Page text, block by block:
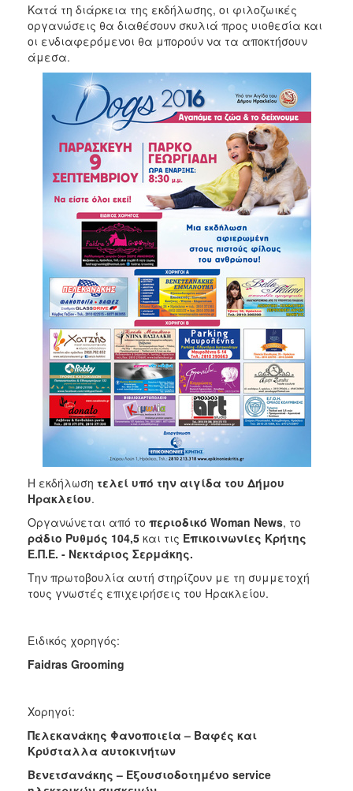
Κατά τη διάρκεια της εκδήλωσης, οι φιλοζωικές
οργανώσεις θα διαθέσουν σκυλιά προς υιοθεσία και
οι ενδιαφερόμενοι θα μπορούν να τα αποκτήσουν
άμεσα.
H εκδήλωση τελεί υπό την αιγίδα του Δήμου
Ηρακλείου.
Οργανώνεται από το περιοδικό Woman News, το
ράδιο Ρυθμός 104,5 και τις Επικοινωνίες Κρήτης
Ε.Π.Ε. - Νεκτάριος Σερμάκης.
Την πρωτοβουλία αυτή στηρίζουν με τη συμμετοχή
τους γνωστές επιχειρήσεις του Ηρακλείου.
Ειδικός χορηγός:
Faidras Grooming
Χορηγοί:
Πελεκανάκης Φανοποιεία – Βαφές και
Κρύσταλλα αυτοκινήτων
Βενετσανάκης – Εξουσιοδοτημένο service